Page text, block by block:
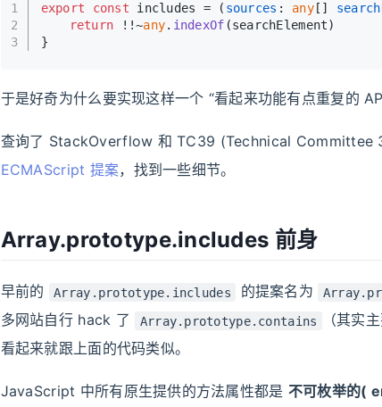
1
2
3
export const includes = ( sources : any[]
return !!~any. indexOf (searchElement)
}
于是好奇为什么要实现这样一个 “看起来功能有点重复的
查询了 StackOverflow 和 TC39 (Technical Committee
ECMAScript 提案，找到一些细节。
Array.prototype.includes 前身
早前的 Array.prototype.includes 的提案名为
多网站自行 hack 了
Array.prototype.contains （其实
看起来就跟上面的代码类似。
JavaScript 中所有原生提供的方法属性都是 不可枚举的(